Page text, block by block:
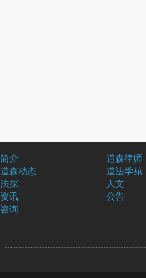
简介
道森律师
道森动态
道法学苑
法探
人文
资讯
公告
咨询